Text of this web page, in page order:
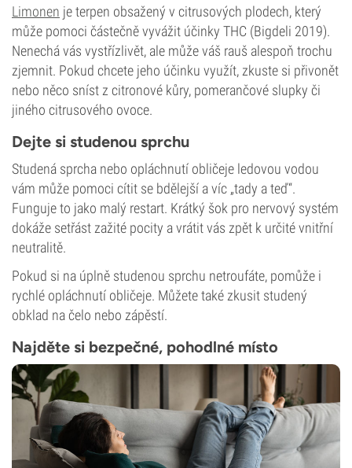
Limonen je terpen obsažený v citrusových plodech, který
může pomoci částečně vyvážit účinky THC (Bigdeli 2019).
Nenechá vás vystřízlivět, ale může váš rauš alespoň trochu
zjemnit. Pokud chcete jeho účinku využít, zkuste si přivonět
nebo něco sníst z citronové kůry, pomerančové slupky či
jiného citrusového ovoce.
Dejte si studenou sprchu
Studená sprcha nebo opláchnutí obličeje ledovou vodou
vám může pomoci cítit se bdělejší a víc „tady a teď“.
Funguje to jako malý restart. Krátký šok pro nervový systém
dokáže setřást zažité pocity a vrátit vás zpět k určité vnitřní
neutralitě.
Pokud si na úplně studenou sprchu netroufáte, pomůže i
rychlé opláchnutí obličeje. Můžete také zkusit studený
obklad na čelo nebo zápěstí.
Najděte si bezpečné, pohodlné místo